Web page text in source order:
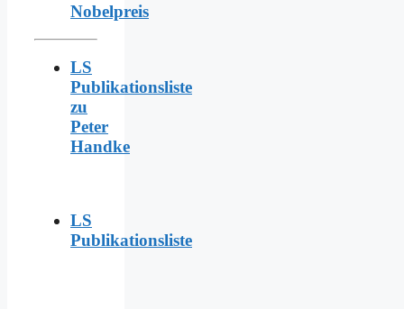
Nobelpreis
LS
Publikationsliste
zu
Peter
Handke
LS
Publikationsliste